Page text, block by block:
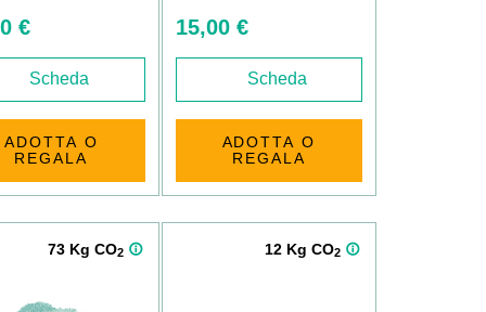
€
Scheda
ADOTTA O
REGALA
15,00 €
Scheda
ADOTTA O
REGALA
73 Kg CO2 12 Kg CO2